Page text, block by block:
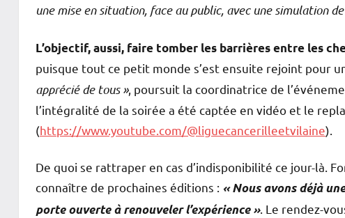
une mise en situation, face au public, avec une simulation
L’objectif, aussi, faire tomber les barrières entre les
puisque tout ce petit monde s’est ensuite rejoint pour
apprécié de tous », poursuit la coordinatrice de
l’intégralité de la soirée a été captée en vidéo et le
(https://www.youtube.com/@liguecancerilleetvilaine).
De quoi se rattraper en cas d’indisponibilité ce jour-là.
connaître de prochaines éditions : « Nous avons déjà
porte ouverte à renouveler l’expérience ». Le rendez-